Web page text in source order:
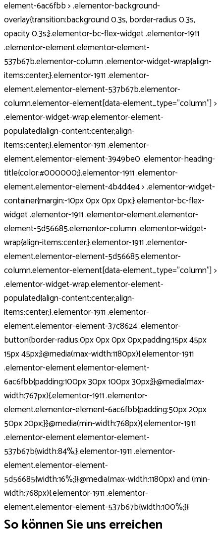
element-6ac6fbb > .elementor-background-
overlay{transition:background 0.3s, border-radius 0.3s,
opacity 0.3s;}.elementor-bc-flex-widget .elementor-1911
.elementor-element.elementor-element-
537b67b.elementor-column .elementor-widget-wrap{align-
items:center;}.elementor-1911 .elementor-
element.elementor-element-537b67b.elementor-
column.elementor-element[data-element_type="column"] >
.elementor-widget-wrap.elementor-element-
populated{align-content:center;align-
items:center;}.elementor-1911 .elementor-
element.elementor-element-3949be0 .elementor-heading-
title{color:#000000;}.elementor-1911 .elementor-
element.elementor-element-4b4d4e4 > .elementor-widget-
container{margin:-10px 0px 0px 0px;}.elementor-bc-flex-
widget .elementor-1911 .elementor-element.elementor-
element-5d56685.elementor-column .elementor-widget-
wrap{align-items:center;}.elementor-1911 .elementor-
element.elementor-element-5d56685.elementor-
column.elementor-element[data-element_type="column"] >
.elementor-widget-wrap.elementor-element-
populated{align-content:center;align-
items:center;}.elementor-1911 .elementor-
element.elementor-element-37c8624 .elementor-
button{border-radius:0px 0px 0px 0px;padding:15px 45px
15px 45px;}@media(max-width:1180px){.elementor-1911
.elementor-element.elementor-element-
6ac6fbb{padding:100px 30px 100px 30px;}}@media(max-
width:767px){.elementor-1911 .elementor-
element.elementor-element-6ac6fbb{padding:50px 20px
50px 20px;}}@media(min-width:768px){.elementor-1911
.elementor-element.elementor-element-
537b67b{width:84%;}.elementor-1911 .elementor-
element.elementor-element-
5d56685{width:16%;}}@media(max-width:1180px) and (min-
width:768px){.elementor-1911 .elementor-
element.elementor-element-537b67b{width:100%;}}
So können Sie uns erreichen